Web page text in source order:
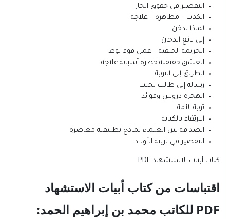
التقصير في حقوق الجار
الكذب – مظاهره – علاجه
لماذا تدخن
إلى بائع الدخان
الجريمة الخلقية – عمل قوم لوط
العشق.حقيقته.خطره.أسبابه.علاجه
الطريق إلى التوبة
رسالة إلى طالب نجيب
الهجرة دروس وفوائد
توبة الأمة
الارتقاء بالكتابة
الصداقة بين العلماء-نماذج تطبيقية معاصرة
التقصير في تربية الأولاد
كتاب أبيات الاستشهاد PDF
اقتباسات من كتاب أبيات الاستشهاد
PDF للكاتب محمد بن إبراهيم الحمد: